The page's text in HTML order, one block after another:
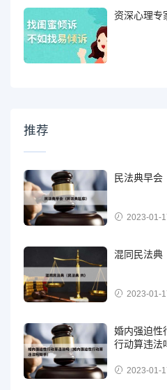
资深心理专
推荐
民法典早会
2023-01-
混同民法典
2023-01-
婚内强迫性
行动算违法
2023-01-